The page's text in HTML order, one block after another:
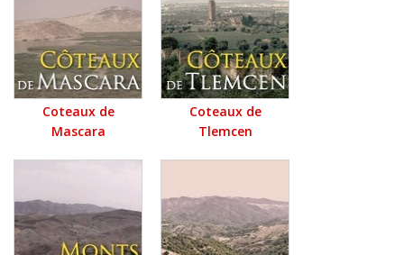
Coteaux de
Mascara
Coteaux de
Tlemcen